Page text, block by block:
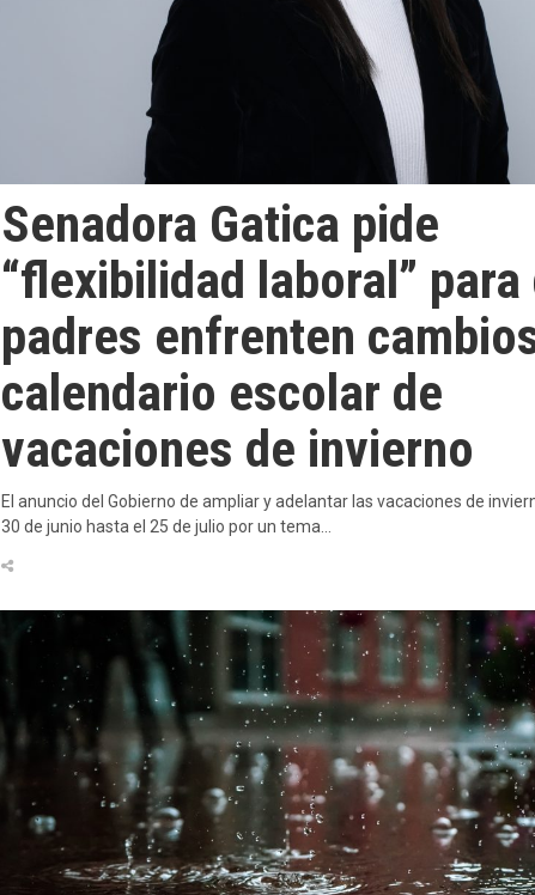
Senadora Gatica pide
“flexibilidad laboral” para
padres enfrenten
calendario escolar de
vacaciones de invierno
El anuncio del Gobierno de ampliar y adelantar las vacaciones de
30 de junio hasta el 25 de julio por un tema…